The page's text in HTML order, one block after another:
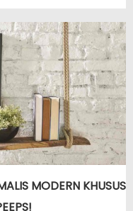
MODERN KHUSUS